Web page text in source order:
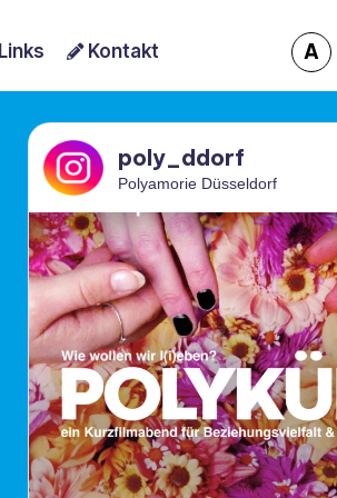
Links Kontakt A
poly_ddorf
Polyamorie Düsseldorf